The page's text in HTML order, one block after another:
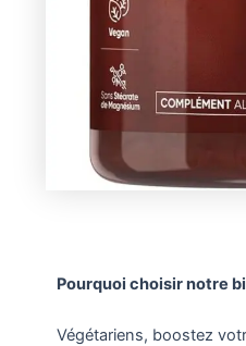
Pourquoi choisir notre
Végétariens, boostez